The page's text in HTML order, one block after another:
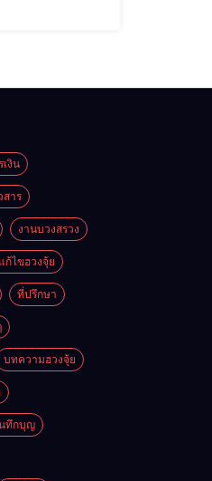
เงิน
สาร
งานบวงสรวง
ก้ไขฮวงจุ้ย
ที่ปรึกษา
บทความฮวงจุ้ย
ทึกบุญ